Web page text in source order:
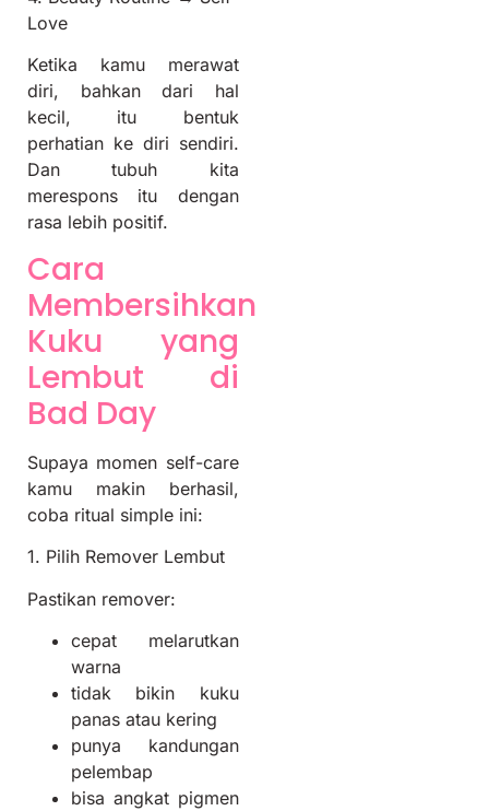
Love
Ketika kamu merawat
diri, bahkan dari hal
kecil, itu bentuk
perhatian ke diri sendiri.
Dan tubuh kita
merespons itu dengan
rasa lebih positif.
Cara
Membersihkan
Kuku yang
Lembut di
Bad Day
Supaya momen self-care
kamu makin berhasil,
coba ritual simple ini:
1. Pilih Remover Lembut
Pastikan remover:
cepat melarutkan
warna
tidak bikin kuku
panas atau kering
punya kandungan
pelembap
bisa angkat pigmen